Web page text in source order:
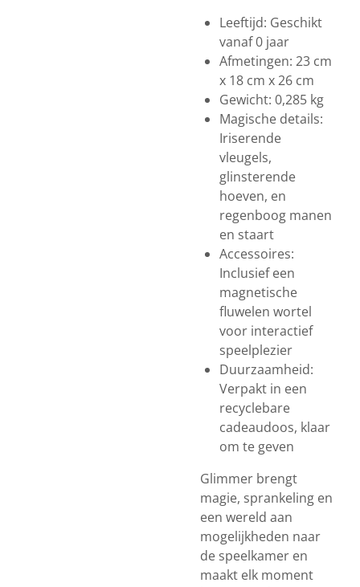
Leeftijd: Geschikt
vanaf 0 jaar
Afmetingen: 23 cm
x 18 cm x 26 cm
Gewicht: 0,285 kg
Magische details:
Iriserende
vleugels,
glinsterende
hoeven, en
regenboog manen
en staart
Accessoires:
Inclusief een
magnetische
fluwelen wortel
voor interactief
speelplezier
Duurzaamheid:
Verpakt in een
recyclebare
cadeaudoos, klaar
om te geven
Glimmer brengt
magie, sprankeling en
een wereld aan
mogelijkheden naar
de speelkamer en
maakt elk moment